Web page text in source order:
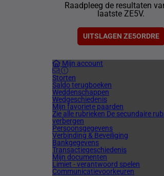
Raadpleeg de resultaten
laatste ZE5V.
UITSLAGEN ZE5ORDRE
Mijn account
Storten
Saldo terugboeken
Weddenschappen
Wedgeschiedenis
Mijn favoriete paarden
Zie alle rubrieken De secundaire
verbergen
Persoonsgegevens
Verbinding & Beveiliging
Bankgegevens
Transactiegeschiedenis
Mijn documenten
Limiet - verantwoord spelen
Communicatievoorkeuren